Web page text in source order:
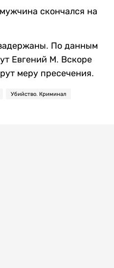
скончался на
По данным
Евгений М. Вскоре
меру пресечения.
Убийство. Криминал